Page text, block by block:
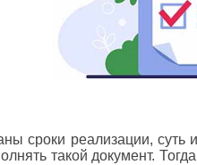
сроки реализации,
такой документ.